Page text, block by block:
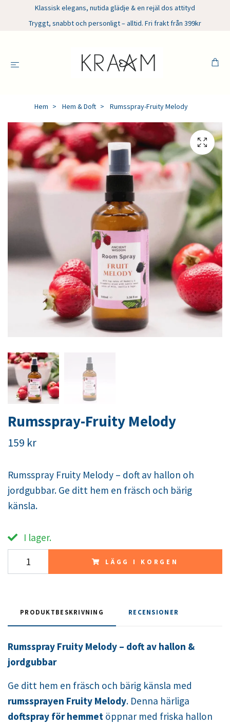
Klassisk elegans, nutida glädje & en rejäl dos attityd
Tryggt, snabbt och personligt – alltid. Fri frakt från 399kr
Hem Hem & Doft Rumsspray-Fruity Melody
Rumsspray-Fruity Melody
159 kr
Rumsspray Fruity Melody – doft av hallon oh
jordgubbar. Ge ditt hem en fräsch och bärig
känsla.
I lager.
LÄGG I KORGEN
PRODUKTBESKRIVNING RECENSIONER
Rumsspray Fruity Melody – doft av hallon &
jordgubbar
Ge ditt hem en fräsch och bärig känsla med
rumssprayen Fruity Melody. Denna härliga
doftspray för hemmet öppnar med friska hallon